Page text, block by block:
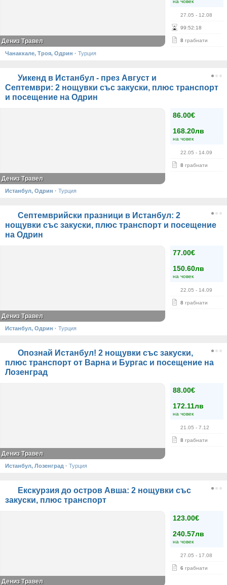
на човек
27.05 - 12.08
99:52:18
8 грабнати
Дениз Травел
Чанаккале, Троя, Одрин · Турция
Уикенд в Истанбул - през Август и
Септември: 2 нощувки със закуски, плюс транспорт
и посещение на Одрин
86.00€
168.20лв
на човек
22.05 - 14.09
8 грабнати
Дениз Травел
Истанбул, Одрин · Турция
Септемврийски празници в Истанбул: 2
нощувки със закуски, плюс транспорт и посещение
на Одрин
77.00€
150.60лв
на човек
22.05 - 14.09
8 грабнати
Дениз Травел
Истанбул, Одрин · Турция
Опознай Истанбул! 2 нощувки със закуски,
плюс транспорт от Варна и Бургас и посещение на
Лозенград
88.00€
172.11лв
на човек
21.05 - 7.12
8 грабнати
Дениз Травел
Истанбул, Лозенград · Турция
Екскурзия до остров Авша: 2 нощувки със
закуски, плюс транспорт
123.00€
240.57лв
на човек
27.05 - 17.08
6 грабнати
Дениз Травел